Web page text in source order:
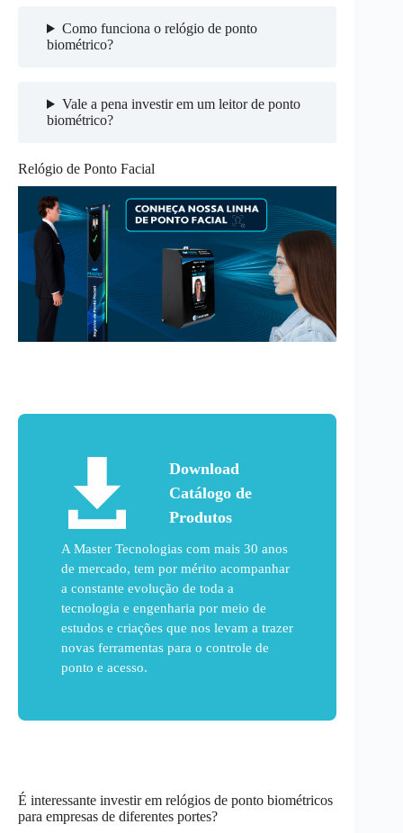
Como funciona o relógio de ponto
biométrico?
Vale a pena investir em um leitor de ponto
biométrico?
Relógio de Ponto Facial
Download
Catálogo de
Produtos
A Master Tecnologias com mais 30 anos
de mercado, tem por mérito acompanhar
a constante evolução de toda a
tecnologia e engenharia por meio de
estudos e criações que nos levam a trazer
novas ferramentas para o controle de
ponto e acesso.
É interessante investir em relógios de ponto biométricos
para empresas de diferentes portes?